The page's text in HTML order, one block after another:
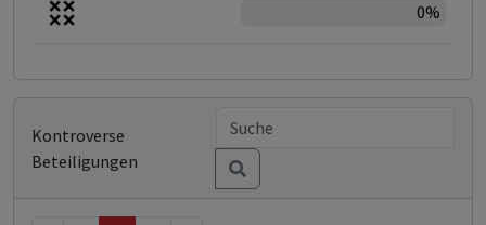
0%
Kontroverse
Beteiligungen